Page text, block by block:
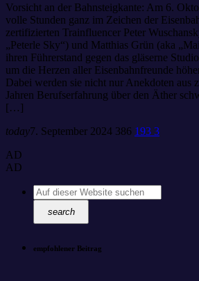
Vorsicht an der Bahnsteigkante: Am 6.
volle Stunden ganz im Zeichen der
zertifizierten Trainfluencer Peter
„Peterle Sky“) und Matthias Grün (aka
ihren Führerstand gegen das gläserne
um die Herzen aller Eisenbahnfreunde
Dabei werden sie nicht nur Anekdoten aus
Jahren Berufserfahrung über den Äther
[…]
today7. September 2024 386 193 3
AD
AD
search
empfohlener Beitrag